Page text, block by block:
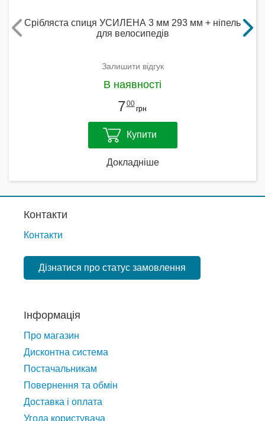
Срібляста спиця УСИЛЕНА 3 мм 293 мм + ніпель
для велосипедів
Залишити відгук
В наявності
700
грн
Купити
Докладніше
Контакти
Контакти
Дізнатися про статус замовлення
Інформація
Про магазин
Дисконтна система
Постачальникам
Повернення та обмін
Доставка і оплата
Угода користувача